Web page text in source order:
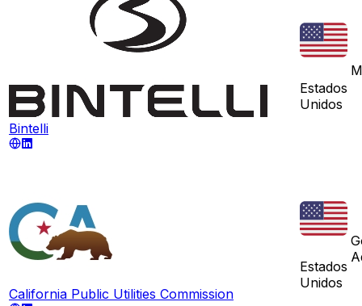
Bintelli
Estados
Unidos
California Public Utilities Commission
Estados
Unidos